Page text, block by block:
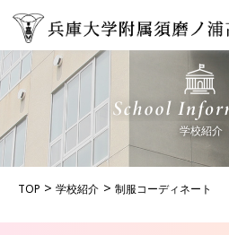
学校紹介
TOP 学校紹介 制服コーディネート